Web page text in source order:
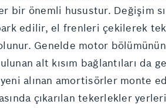
bir önemli husustur. Değişim
edilir, el frenleri çekilerek
Genelde motor
alt kısım bağlantıları da
yeni alınan amortisörler monte
çıkarılan tekerlekler